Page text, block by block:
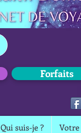
Forfaits
Qui suis-je ? Votre